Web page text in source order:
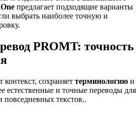
предлагает подходящие варианты
выбрать наиболее точную и
PROMT: точность
контекст, сохраняет терминологию и
естественные и точные переводы для
повседневных текстов..